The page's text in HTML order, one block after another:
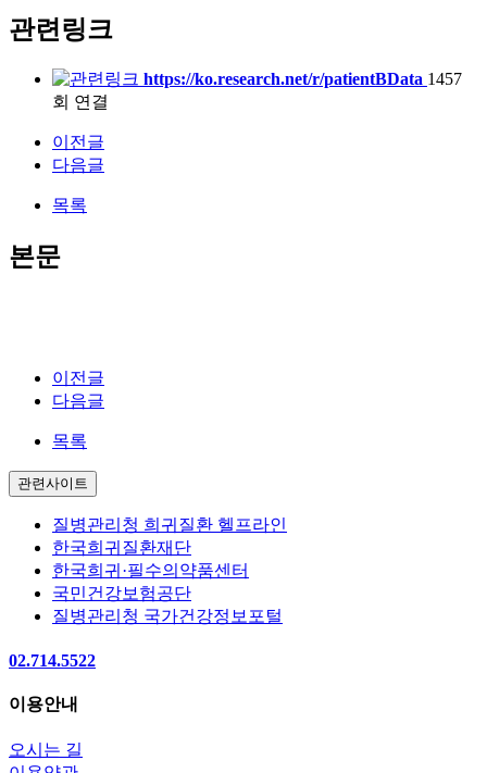
관련링크
https://ko.research.net/r/patientBData 1457
회 연결
이전글
다음글
목록
본문
이전글
다음글
목록
관련사이트
질병관리청 희귀질환 헬프라인
한국희귀질환재단
한국희귀·필수의약품센터
국민건강보험공단
질병관리청 국가건강정보포털
02.714.5522
이용안내
오시는 길